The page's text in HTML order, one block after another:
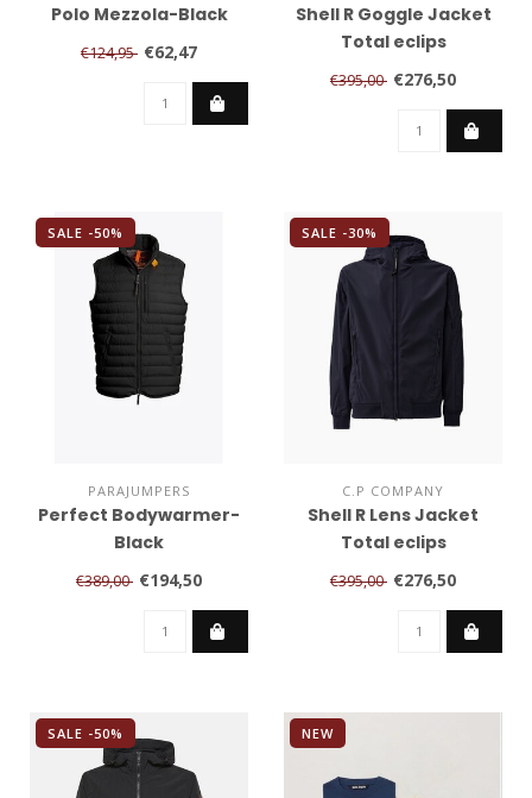
Polo Mezzola-Black
€124,95 €62,47
Shell R Goggle Jacket
Total eclips
€395,00 €276,50
SALE -50%
PARAJUMPERS
Perfect Bodywarmer-
Black
€389,00 €194,50
SALE -30%
C.P COMPANY
Shell R Lens Jacket
Total eclips
€395,00 €276,50
SALE -50% NEW